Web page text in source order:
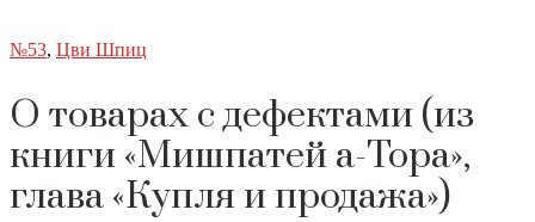
№53, Цви Шпиц
О товарах с дефектами (из
книги «Мишпатей а-Тора»,
глава «Купля и продажа»)